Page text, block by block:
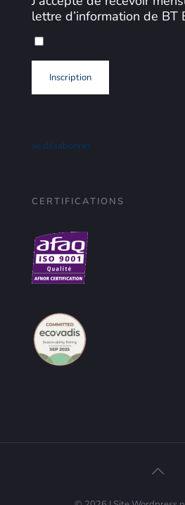
lettre d’information de BT
se désabonner
CERTIFICATIONS